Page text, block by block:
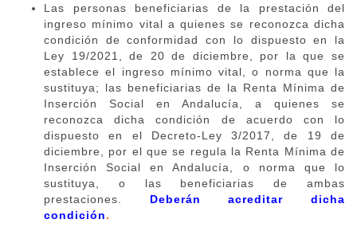
Las personas beneficiarias de la prestación del
ingreso mínimo vital a quienes se reconozca dicha
condición de conformidad con lo dispuesto en la
Ley 19/2021, de 20 de diciembre, por la que se
establece el ingreso mínimo vital, o norma que la
sustituya; las beneficiarias de la Renta Mínima de
Inserción Social en Andalucía, a quienes se
reconozca dicha condición de acuerdo con lo
dispuesto en el Decreto-Ley 3/2017, de 19 de
diciembre, por el que se regula la Renta Mínima de
Inserción Social en Andalucía, o norma que lo
sustituya, o las beneficiarias de ambas
prestaciones. Deberán acreditar dicha
condición.